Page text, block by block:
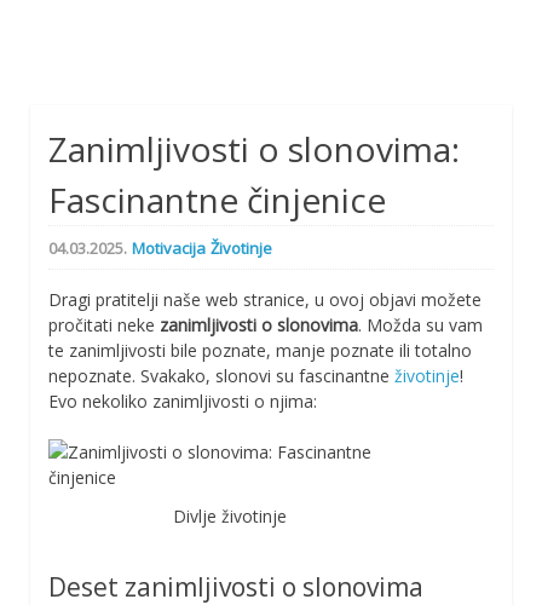
Zanimljivosti o slonovima:
Fascinantne činjenice
04.03.2025. Motivacija Životinje
Dragi pratitelji naše web stranice, u ovoj objavi možete
pročitati neke zanimljivosti o slonovima. Možda su vam
te zanimljivosti bile poznate, manje poznate ili totalno
nepoznate. Svakako, slonovi su fascinantne životinje!
Evo nekoliko zanimljivosti o njima:
Divlje životinje
Deset zanimljivosti o slonovima